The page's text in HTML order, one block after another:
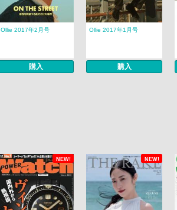
Ollie 2017年2月号
購入
Ollie 2017年1月号
購入
NEW! NEW!